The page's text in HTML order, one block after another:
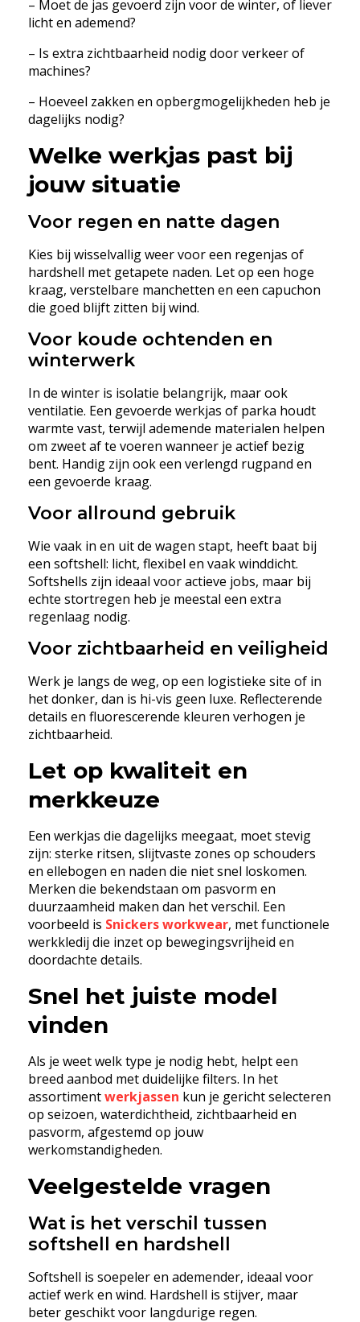
– Moet de jas gevoerd zijn voor de winter, of liever
licht en ademend?
– Is extra zichtbaarheid nodig door verkeer of
machines?
– Hoeveel zakken en opbergmogelijkheden heb je
dagelijks nodig?
Welke werkjas past bij
jouw situatie
Voor regen en natte dagen
Kies bij wisselvallig weer voor een regenjas of
hardshell met getapete naden. Let op een hoge
kraag, verstelbare manchetten en een capuchon
die goed blijft zitten bij wind.
Voor koude ochtenden en
winterwerk
In de winter is isolatie belangrijk, maar ook
ventilatie. Een gevoerde werkjas of parka houdt
warmte vast, terwijl ademende materialen helpen
om zweet af te voeren wanneer je actief bezig
bent. Handig zijn ook een verlengd rugpand en
een gevoerde kraag.
Voor allround gebruik
Wie vaak in en uit de wagen stapt, heeft baat bij
een softshell: licht, flexibel en vaak winddicht.
Softshells zijn ideaal voor actieve jobs, maar bij
echte stortregen heb je meestal een extra
regenlaag nodig.
Voor zichtbaarheid en veiligheid
Werk je langs de weg, op een logistieke site of in
het donker, dan is hi-vis geen luxe. Reflecterende
details en fluorescerende kleuren verhogen je
zichtbaarheid.
Let op kwaliteit en
merkkeuze
Een werkjas die dagelijks meegaat, moet stevig
zijn: sterke ritsen, slijtvaste zones op schouders
en ellebogen en naden die niet snel loskomen.
Merken die bekendstaan om pasvorm en
duurzaamheid maken dan het verschil. Een
voorbeeld is Snickers workwear, met functionele
werkkledij die inzet op bewegingsvrijheid en
doordachte details.
Snel het juiste model
vinden
Als je weet welk type je nodig hebt, helpt een
breed aanbod met duidelijke filters. In het
assortimentwerkjassen kun je gericht selecteren
op seizoen, waterdichtheid, zichtbaarheid en
pasvorm, afgestemd op jouw
werkomstandigheden.
Veelgestelde vragen
Wat is het verschil tussen
softshell en hardshell
Softshell is soepeler en ademender, ideaal voor
actief werk en wind. Hardshell is stijver, maar
beter geschikt voor langdurige regen.